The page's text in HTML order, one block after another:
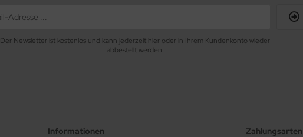
Der Newsletter ist kostenlos und kann jederzeit hier oder in Ihrem Kundenkonto wieder
abbestellt werden.
Informationen Zahlungsarten